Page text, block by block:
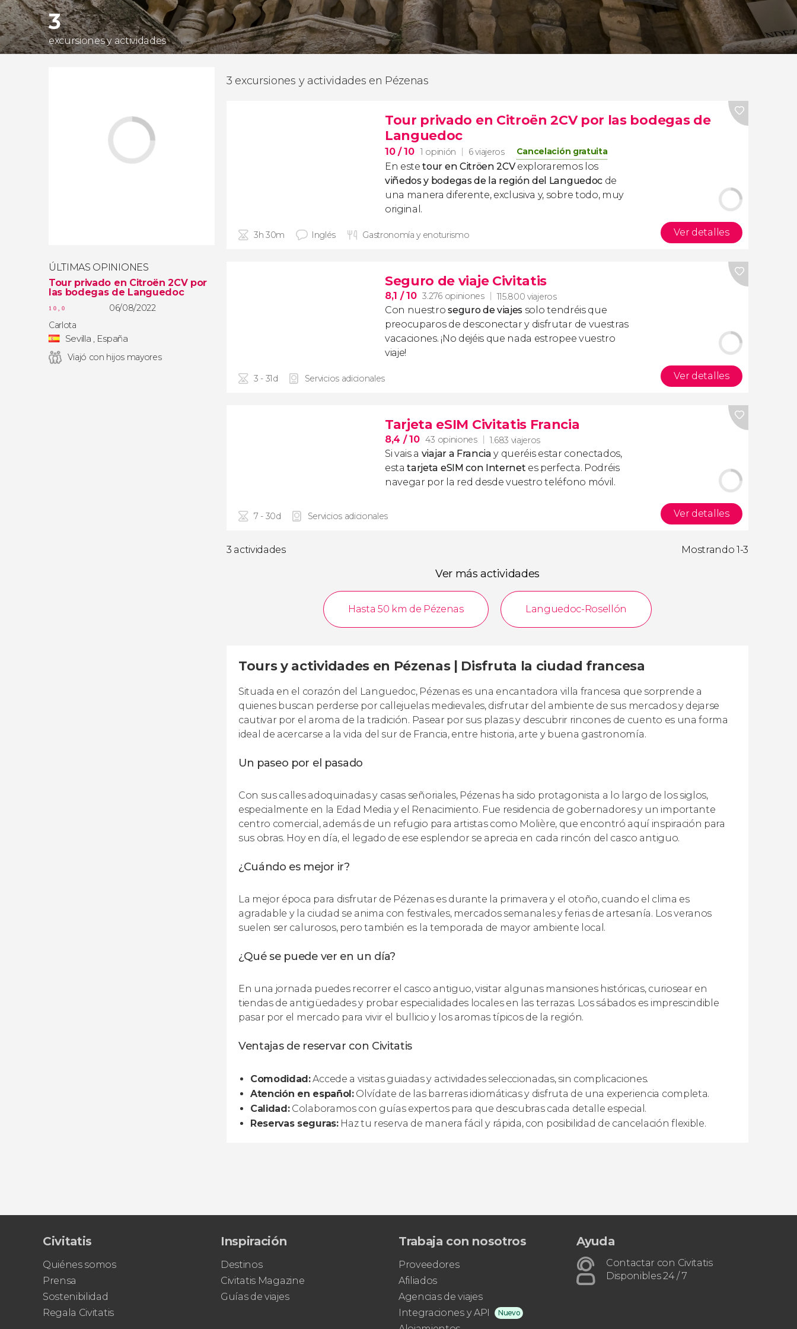
3
excursiones y actividades
ÚLTIMAS OPINIONES
Tour privado en Citroën 2CV por
las bodegas de Languedoc
10,0
06/08/2022
Carlota
Sevilla , España
Viajó con hijos mayores
3 excursiones y actividades en Pézenas
Tour privado en Citroën 2CV por las bodegas de
Languedoc
10/ 10 1 opinión 6 viajeros Cancelación gratuita
En estetour en Citröen 2CVexploraremos los
viñedos y bodegas de la región del Languedoc de
una manera diferente, exclusiva y, sobre todo, muy
original.
3h 30m Inglés Gastronomía y enoturismo Ver detalles
Seguro de viaje Civitatis
8,1 / 10 3.276 opiniones 115.800 viajeros
Con nuestroseguro de viajes solo tendréis que
preocuparos de desconectar y disfrutar de vuestras
vacaciones. ¡No dejéis que nada estropee vuestro
viaje!
3 - 31d Servicios adicionales Ver detalles
Tarjeta eSIM Civitatis Francia
8,4 / 10 43 opiniones 1.683 viajeros
Si vais a viajar a Franciay queréis estar conectados,
estatarjeta eSIM con Internet es perfecta. Podréis
navegar por la red desde vuestro teléfono móvil.
7 - 30d Servicios adicionales Ver detalles
3 actividades Mostrando 1-3
Ver más actividades
Hasta 50 km de Pézenas Languedoc-Rosellón
Tours y actividades en Pézenas | Disfruta la ciudad francesa
Situada en el corazón del Languedoc, Pézenas es una encantadora villa francesa que sorprende a
quienes buscan perderse por callejuelas medievales, disfrutar del ambiente de sus mercados y dejarse
cautivar por el aroma de la tradición. Pasear por sus plazas y descubrir rincones de cuento es una forma
ideal de acercarse a la vida del sur de Francia, entre historia, arte y buena gastronomía.
Un paseo por el pasado
Con sus calles adoquinadas y casas señoriales, Pézenas ha sido protagonista a lo largo de los siglos,
especialmente en la Edad Media y el Renacimiento. Fue residencia de gobernadores y un importante
centro comercial, además de un refugio para artistas como Molière, que encontró aquí inspiración para
sus obras. Hoy en día, el legado de ese esplendor se aprecia en cada rincón del casco antiguo.
¿Cuándo es mejor ir?
La mejor época para disfrutar de Pézenas es durante la primavera y el otoño, cuando el clima es
agradable y la ciudad se anima con festivales, mercados semanales y ferias de artesanía. Los veranos
suelen ser calurosos, pero también es la temporada de mayor ambiente local.
¿Qué se puede ver en un día?
En una jornada puedes recorrer el casco antiguo, visitar algunas mansiones históricas, curiosear en
tiendas de antigüedades y probar especialidades locales en las terrazas. Los sábados es imprescindible
pasar por el mercado para vivir el bullicio y los aromas típicos de la región.
Ventajas de reservar con Civitatis
Comodidad:Accede a visitas guiadas y actividades seleccionadas, sin complicaciones.
Atención en español:Olvídate de las barreras idiomáticas y disfruta de una experiencia completa.
Calidad:Colaboramos con guías expertos para que descubras cada detalle especial.
Reservas seguras:Haz tu reserva de manera fácil y rápida, con posibilidad de cancelación flexible.
Civitatis
Quiénes somos
Prensa
Sostenibilidad
Regala Civitatis
Inspiración
Destinos
Civitatis Magazine
Guías de viajes
Trabaja con nosotros
Proveedores
Afiliados
Agencias de viajes
Integraciones y API
Nuevo
Ayuda
Contactar con Civitatis
Disponibles 24 / 7